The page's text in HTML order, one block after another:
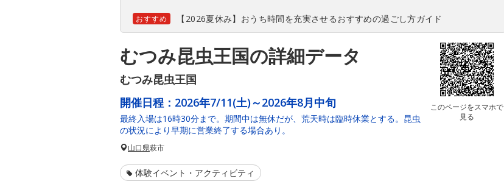
おすすめ 【2026夏休み】おうち時間を充実させるおすすめの過ごし方ガイド
むつみ昆虫王国の詳細データ
むつみ昆虫王国
このページをスマホで
見る
開催日程： 2026年7/11(土)～2026年8月中旬
最終入場は16時30分まで。期間中は無休だが、荒天時は臨時休業とする。昆虫
の状況により早期に営業終了する場合あり。
山口県萩市
体験イベント・アクティビティ